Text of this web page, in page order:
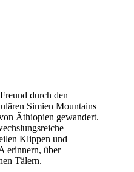
durch den
Simien Mountains
Äthiopien gewandert.
Klippen und
erinnern, über
Tälern.